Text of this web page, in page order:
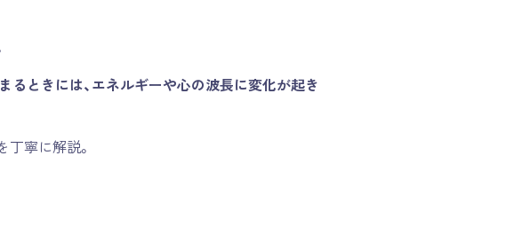
るときには、エネルギーや心の波長に変化が起き
寧に解説。